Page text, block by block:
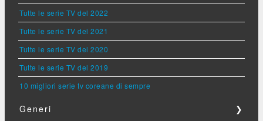
Tutte le serie TV del 2022
Tutte le serie TV del 2021
Tutte le serie TV del 2020
Tutte le serie TV del 2019
10 migliori serie tv coreane di sempre
Generi ❯